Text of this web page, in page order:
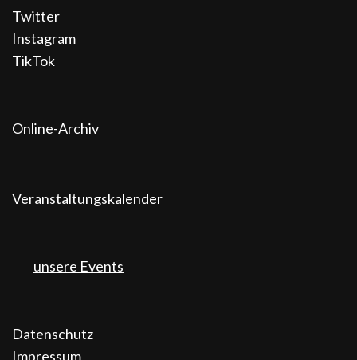
Twitter
Instagram
TikTok
Online-Archiv
Veranstaltungskalender
unsere Events
Datenschutz
Impressum